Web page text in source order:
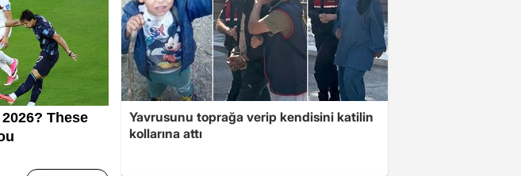
Yavrusunu toprağa verip kendisini katilin
kollarına attı